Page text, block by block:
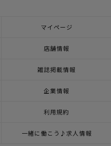
マイページ
店舗情報
雑誌掲載情報
企業情報
利用規約
一緒に働こう♪求人情報